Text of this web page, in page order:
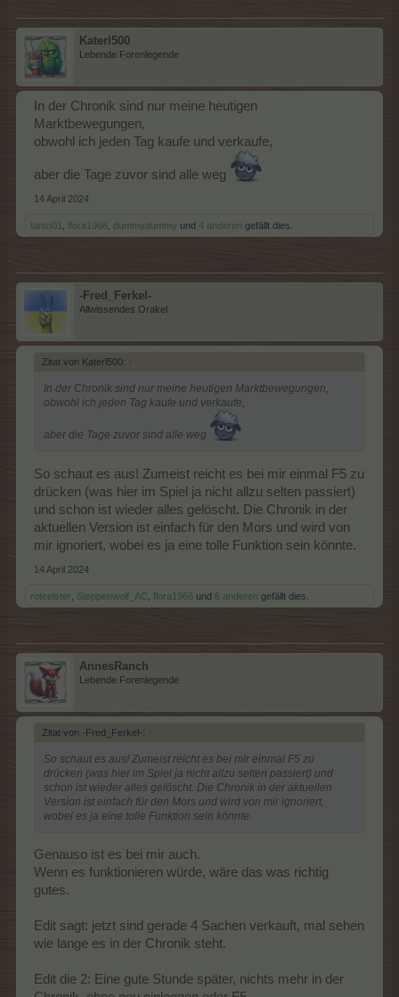
Katerl500
Lebende Forenlegende
In der Chronik sind nur meine heutigen
Marktbewegungen,
obwohl ich jeden Tag kaufe und verkaufe,
aber die Tage zuvor sind alle weg
14 April 2024
tanto01 flora1966 dummydummy und 4 anderen gefällt dies.
-Fred_Ferkel-
Allwissendes Orakel
Zitat von Katerl500: ↑
In der Chronik sind nur meine heutigen Marktbewegungen,
obwohl ich jeden Tag kaufe und verkaufe,
aber die Tage zuvor sind alle weg
So schaut es aus! Zumeist reicht es bei mir einmal F5 zu
drücken (was hier im Spiel ja nicht allzu selten passiert)
und schon ist wieder alles gelöscht. Die Chronik in der
aktuellen Version ist einfach für den Mors und wird von
mir ignoriert, wobei es ja eine tolle Funktion sein könnte.
14 April 2024
roteelster Steppenwolf_AC flora1966 und 6 anderen gefällt dies.
AnnesRanch
Lebende Forenlegende
Zitat von -Fred_Ferkel-: ↑
So schaut es aus! Zumeist reicht es bei mir einmal F5 zu
drücken (was hier im Spiel ja nicht allzu selten passiert) und
schon ist wieder alles gelöscht. Die Chronik in der aktuellen
Version ist einfach für den Mors und wird von mir ignoriert,
wobei es ja eine tolle Funktion sein könnte.
Genauso ist es bei mir auch.
Wenn es funktionieren würde, wäre das was richtig
gutes.
Edit sagt: jetzt sind gerade 4 Sachen verkauft, mal sehen
wie lange es in der Chronik steht.
Edit die 2: Eine gute Stunde später, nichts mehr in der